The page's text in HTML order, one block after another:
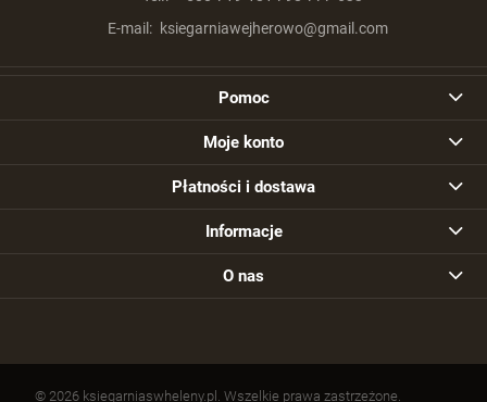
E-mail: ksiegarniawejherowo@gmail.com
Pomoc
Moje konto
Płatności i dostawa
Informacje
O nas
© 2026 ksiegarniaswheleny.pl. Wszelkie prawa zastrzeżone.